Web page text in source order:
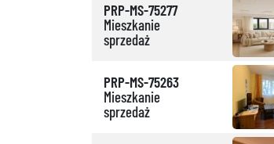
PRP-MS-75277
Mieszkanie
sprzedaż
PRP-MS-75263
Mieszkanie
sprzedaż